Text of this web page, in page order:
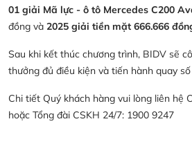
01 giải Mã lực - ô tô Mercedes C200
đồng và 2025 giải tiền mặt 666.666
Sau khi kết thúc chương trình, BIDV sẽ
thưởng đủ điều kiện và tiến hành quay
Chi tiết Quý khách hàng vui lòng liên hệ
hoặc Tổng đài CSKH 24/7: 1900 9247